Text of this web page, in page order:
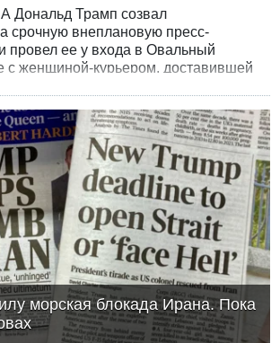
Дональд Трамп созвал
срочную внеплановую пресс-
провел ее у входа в Овальный
с женщиной-курьером, доставившей
морская блокада Ирана. Пока